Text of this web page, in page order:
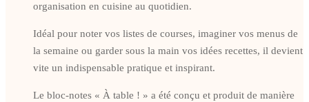
organisation en cuisine au quotidien.
Idéal pour noter vos listes de courses, imaginer vos menus de
la semaine ou garder sous la main vos idées recettes, il devient
vite un indispensable pratique et inspirant.
Le bloc-notes « À table ! » a été conçu et produit de manière